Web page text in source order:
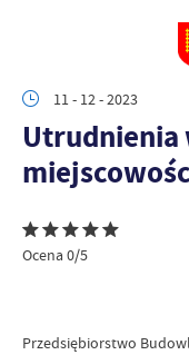
11 - 12 - 2023
Utrudnienia
Ocena 0/5
Przedsiębiorstwo